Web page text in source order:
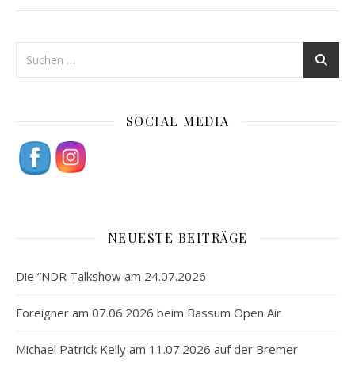
SOCIAL MEDIA
NEUESTE BEITRÄGE
Die “NDR Talkshow am 24.07.2026
Foreigner am 07.06.2026 beim Bassum Open Air
Michael Patrick Kelly am 11.07.2026 auf der Bremer